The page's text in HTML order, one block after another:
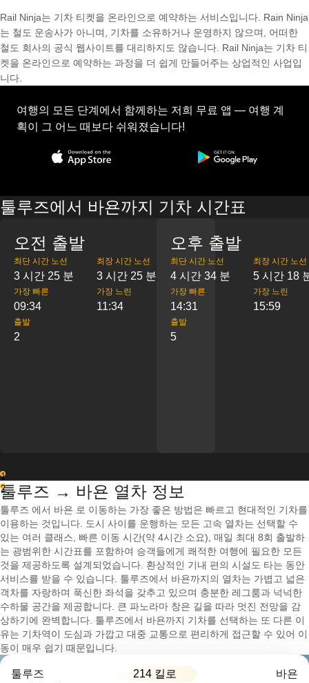
Rail Ninja는 기차 티켓을 온라인으로 예약하는 서비스입니다. Rain Ninja
는 철도 운송사가 아니며, 기차를 소유하거나 운영하지 않으며, 어떠한
철도 회사의 공식 웹사이트를 대리하지도 않습니다. Rail Ninja는 기차 티
켓을 온라인으로 예약하는 과정을 더 쉽게 만들어주는 상업적인 사업입
니다.
여행의 모든 단계에서 함께하는 저희 무료 앱 — 여행 계
획이 그 어느 때보다 쉬워졌습니다!
툴루즈에서 바욘까지 기차 시간표
오전 출발
최단 시간 노선
3 시간 25 분
최장 시간 노선
3 시간 25 분
가장 빠른
09:34
가장 느린
11:34
출발
2
오후 출발
최단 시간 노선
4 시간 34 분
최장 시간 노선
5 시간 18
가장 빠른
14:31
가장 느린
15:59
출발
5
1
2
툴루즈 → 바욘 열차 정보
툴루즈 에서 바욘 로 이동하는 가장 좋은 방법은 빠르고 현대적인 기차를
이용하는 것입니다. 도시 사이를 운행하는 모든 고속 열차는 선택할 수
있는 여러 클래스, 빠른 이동 시간(약 4시간 소요), 매일 최대 8회 출발하
는 광범위한 시간표를 포함하여 승객들에게 쾌적한 여행에 필요한 모든
것을 제공하도록 설계되었습니다. 환상적인 기내 편의 시설도 타는 동안
서비스를 받을 수 있습니다. 툴루즈에서 바욘까지의 열차는 가볍고 넓은
객차를 자랑하며 푹신한 좌석을 갖추고 있으며 충분한 레그룸과 넉넉한
수하물 공간을 제공합니다. 큰 파노라마 창은 길을 따라 멋진 전망을 감
상하기에 완벽합니다. 툴루즈에서 바욘까지 기차를 선택하는 또 다른 이
유는 기차역이 도심과 가깝고 대중 교통으로 편리하게 접근할 수 있어 이
동이 매우 쉽기 때문입니다.
툴루즈 214 킬로 바욘